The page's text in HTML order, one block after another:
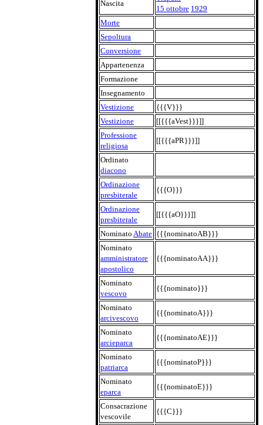
Nascita
15 ottobre 1929
Morte
Sepoltura
Conversione
Appartenenza
Formazione
Insegnamento
Vestizione
{{{V}}}
Vestizione
[[{{{aVest}}}]]
Professione
religiosa
[[{{{aPR}}}]]
Ordinato
diacono
Ordinazione
presbiterale
{{{O}}}
Ordinazione
presbiterale
[[{{{aO}}}]]
Nominato Abate {{{nominatoAB}}}
Nominato
amministratore
apostolico
{{{nominatoAA}}}
Nominato
vescovo
{{{nominato}}}
Nominato
arcivescovo
{{{nominatoA}}}
Nominato
arcieparca
{{{nominatoAE}}}
Nominato
patriarca
{{{nominatoP}}}
Nominato
eparca
{{{nominatoE}}}
Consacrazione
vescovile
{{{C}}}